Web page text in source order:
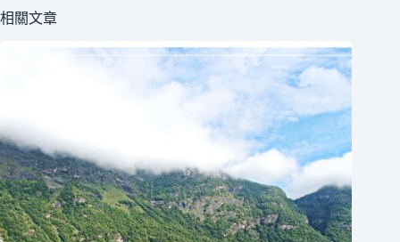
相關文章